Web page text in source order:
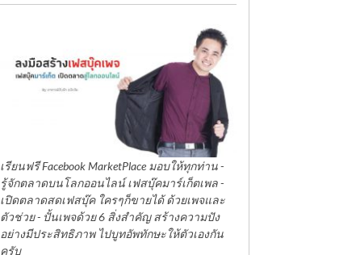
เรียนฟรี Facebook MarketPlace มอบให้ทุกท่าน -
รู้จักตลาดบนโลกออนไลน์ เฟสบุ๊คมาร์เก็ตเพล -
เปิดตลาดสดเฟสบุ๊ค ใครๆก็ขายได้ ด้วยเพจและ
ตัวช่วย - ปั้นเพจด้วย 6 สิ่งสำคัญ สร้างความปัง
อย่างมีประสิทธิภาพ ไปบูทอัพทักษะให้ตัวเองกัน
ครับ